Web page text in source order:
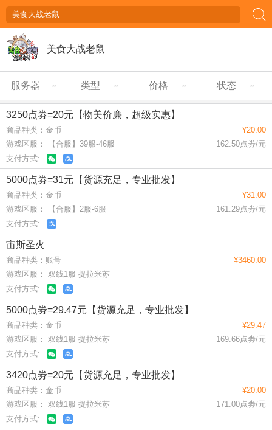
美食大战老鼠
服务器 类型 价格 状态
3250点劵=20元【物美价廉，超级实惠】
商品种类：金币
游戏区服： 【合服】39服-46服
支付方式:
¥20.00
162.50点劵/元
5000点劵=31元【货源充足，专业批发】
商品种类：金币
游戏区服： 【合服】2服-6服
支付方式:
¥31.00
161.29点劵/元
宙斯圣火
商品种类：账号
游戏区服： 双线1服 提拉米苏
支付方式:
¥3460.00
5000点劵=29.47元【货源充足，专业批发】
商品种类：金币
游戏区服： 双线1服 提拉米苏
支付方式:
¥29.47
169.66点劵/元
3420点劵=20元【货源充足，专业批发】
商品种类：金币
游戏区服： 双线1服 提拉米苏
支付方式:
¥20.00
171.00点劵/元